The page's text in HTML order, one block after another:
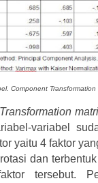
Component Transformation
variabel
yaitu 4 faktor
dan
tersebut.